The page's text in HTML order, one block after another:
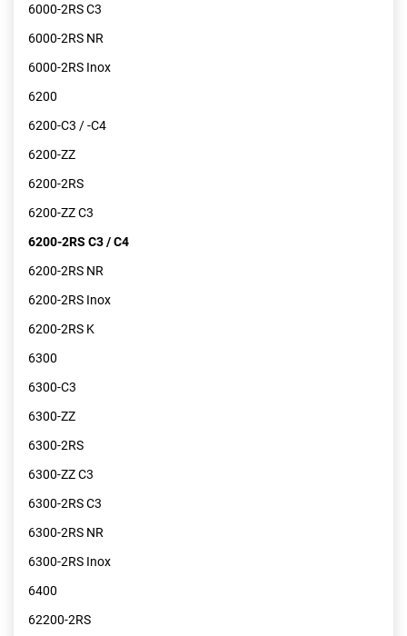
6000-2RS C3
6000-2RS NR
6000-2RS Inox
6200
6200-C3 / -C4
6200-ZZ
6200-2RS
6200-ZZ C3
6200-2RS C3 / C4
6200-2RS NR
6200-2RS Inox
6200-2RS K
6300
6300-C3
6300-ZZ
6300-2RS
6300-ZZ C3
6300-2RS C3
6300-2RS NR
6300-2RS Inox
6400
62200-2RS